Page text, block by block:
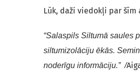
Lūk, daži viedokļi par šīm
“Salaspils Siltumā saules
siltumizolāciju ēkās.
noderīgu informāciju.” /